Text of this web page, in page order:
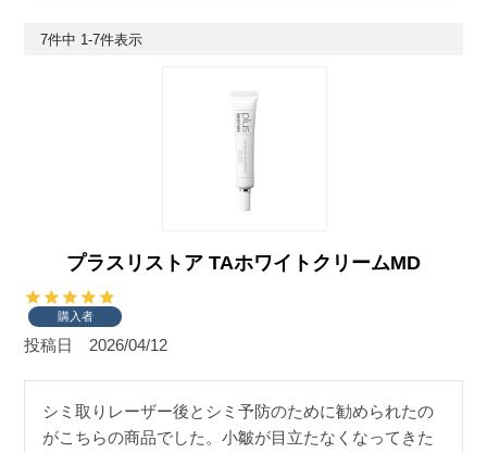
7件中 1-7件表示
プラスリストア TAホワイトクリームMD
購入者
投稿日 2026/04/12
シミ取りレーザー後とシミ予防のために勧められたの
がこちらの商品でした。小皺が目立たなくなってきた